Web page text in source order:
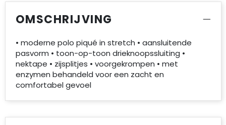
OMSCHRIJVING
• moderne polo piqué in stretch • aansluitende
pasvorm • toon-op-toon drieknoopssluiting •
nektape • zijsplitjes • voorgekrompen • met
enzymen behandeld voor een zacht en
comfortabel gevoel